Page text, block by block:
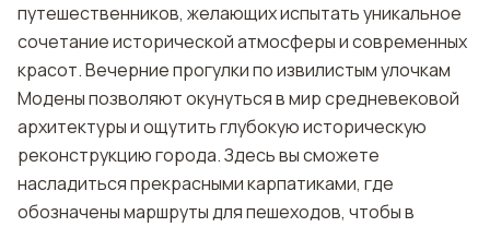
путешественников, желающих испытать уникальное
сочетание исторической атмосферы и современных
красот. Вечерние прогулки по извилистым улочкам
Модены позволяют окунуться в мир средневековой
архитектуры и ощутить глубокую историческую
реконструкцию города. Здесь вы сможете
насладиться прекрасными карпатиками, где
обозначены маршруты для пешеходов, чтобы в